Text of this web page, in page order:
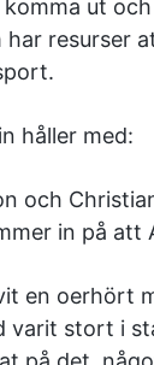
komma ut
resurser
håller med:
och
in på att
en oerhört
varit stort i